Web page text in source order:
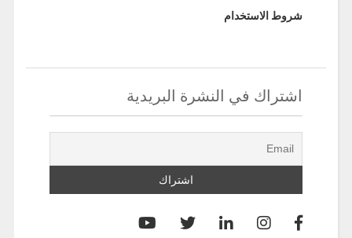
شروط الاستخدام
اشتراك في النشرة البريدية